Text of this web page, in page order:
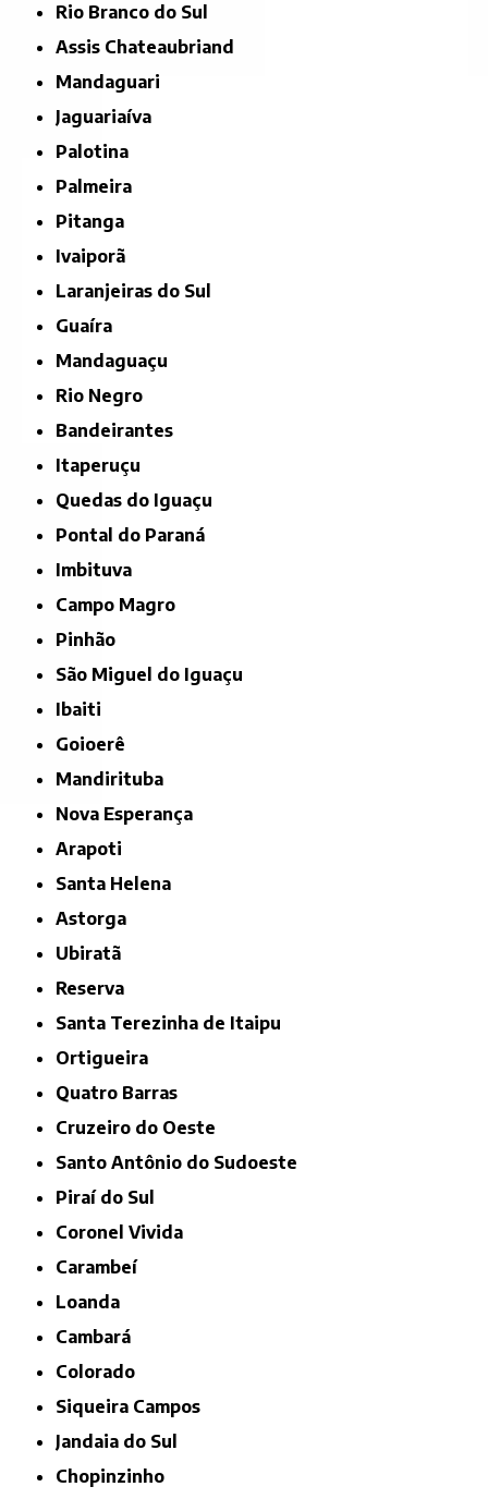
Rio Branco do Sul
Assis Chateaubriand
Mandaguari
Jaguariaíva
Palotina
Palmeira
Pitanga
Ivaiporã
Laranjeiras do Sul
Guaíra
Mandaguaçu
Rio Negro
Bandeirantes
Itaperuçu
Quedas do Iguaçu
Pontal do Paraná
Imbituva
Campo Magro
Pinhão
São Miguel do Iguaçu
Ibaiti
Goioerê
Mandirituba
Nova Esperança
Arapoti
Santa Helena
Astorga
Ubiratã
Reserva
Santa Terezinha de Itaipu
Ortigueira
Quatro Barras
Cruzeiro do Oeste
Santo Antônio do Sudoeste
Piraí do Sul
Coronel Vivida
Carambeí
Loanda
Cambará
Colorado
Siqueira Campos
Jandaia do Sul
Chopinzinho